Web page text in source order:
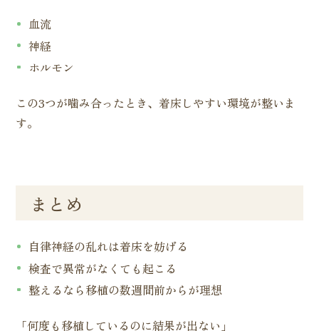
血流
神経
ホルモン
この3つが噛み合ったとき、着床しやすい環境が整いま
す。
まとめ
自律神経の乱れは着床を妨げる
検査で異常がなくても起こる
整えるなら移植の数週間前からが理想
「何度も移植しているのに結果が出ない」